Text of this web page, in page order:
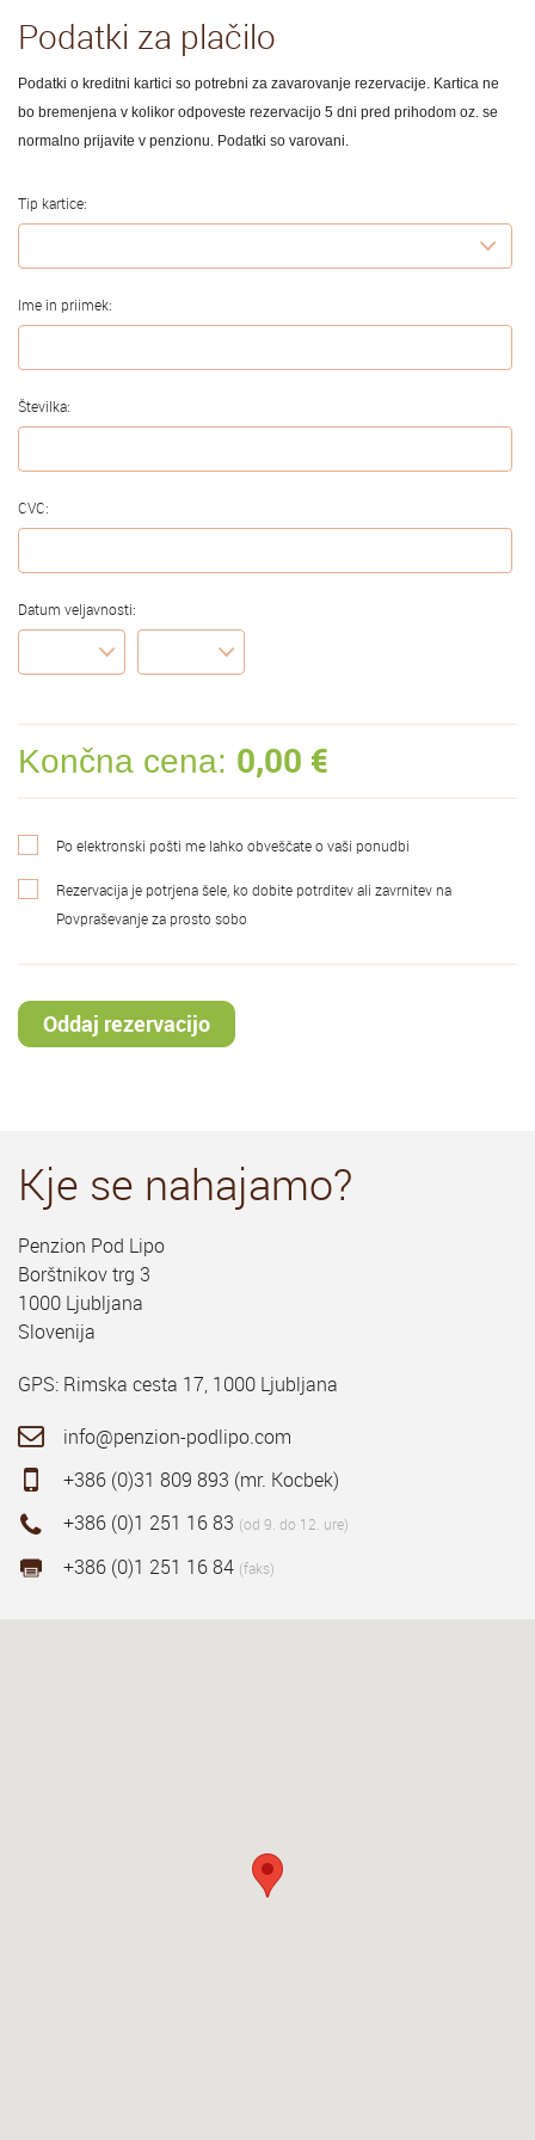
Podatki za plačilo
Podatki o kreditni kartici so potrebni za zavarovanje rezervacije. Kartica ne
bo bremenjena v kolikor odpoveste rezervacijo 5 dni pred prihodom oz. se
normalno prijavite v penzionu. Podatki so varovani.
Tip kartice:
Ime in priimek:
Številka:
CVC:
Datum veljavnosti:
Končna cena: 0,00 €
Po elektronski pošti me lahko obveščate o vaši ponudbi
Rezervacija je potrjena šele, ko dobite potrditev ali zavrnitev na
Povpraševanje za prosto sobo
Oddaj rezervacijo
Kje se nahajamo?
Penzion Pod Lipo
Borštnikov trg 3
1000 Ljubljana
Slovenija
GPS: Rimska cesta 17, 1000 Ljubljana
info@penzion-podlipo.com
+386 (0)31 809 893 (mr. Kocbek)
+386 (0)1 251 16 83 (od 9. do 12. ure)
+386 (0)1 251 16 84 (faks)